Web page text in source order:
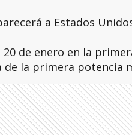
a Estados
de enero en la
de la primera potencia